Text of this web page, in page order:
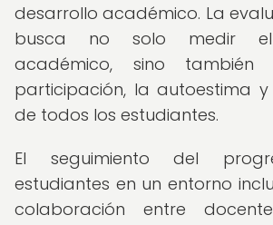
desarrollo académico. La
busca no solo medir el
académico, sino también
participación, la autoestima
de todos los estudiantes.
El seguimiento del
estudiantes en un entorno
colaboración entre